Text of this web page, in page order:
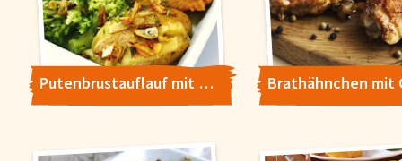
Putenbrustauflauf mit Broccoli